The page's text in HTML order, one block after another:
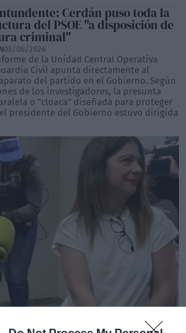
Cerdán puso toda la
del PSOE "a disposición de
criminal"
03/06/2026
de la Unidad Central Operativa
Civil apunta directamente al
del partido en el Gobierno. Según
de los investigadores, la presunta
o "cloaca" diseñada para proteger
presidente del Gobierno estuvo dirigida
el juez que pagó casi